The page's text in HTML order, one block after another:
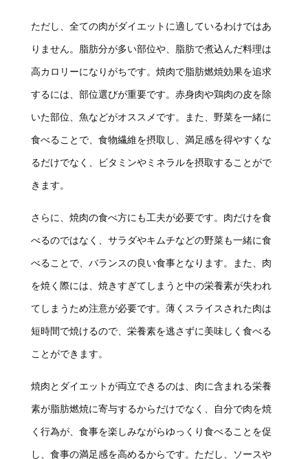
ただし、全ての肉がダイエットに適しているわけではあ
りません。脂肪分が多い部位や、脂肪で煮込んだ料理は
高カロリーになりがちです。焼肉で脂肪燃焼効果を追求
するには、部位選びが重要です。赤身肉や鶏肉の皮を除
いた部位、魚などがオススメです。また、野菜を一緒に
食べることで、食物繊維を摂取し、満足感を得やすくな
るだけでなく、ビタミンやミネラルを摂取することがで
きます。
さらに、焼肉の食べ方にも工夫が必要です。肉だけを食
べるのではなく、サラダやキムチなどの野菜も一緒に食
べることで、バランスの良い食事となります。また、肉
を焼く際には、焼きすぎてしまうと中の栄養素が失われ
てしまうため注意が必要です。薄くスライスされた肉は
短時間で焼けるので、栄養素を逃さずに美味しく食べる
ことができます。
焼肉とダイエットが両立できるのは、肉に含まれる栄養
素が脂肪燃焼に寄与するからだけでなく、自分で肉を焼
く行為が、食事を楽しみながらゆっくり食べることを促
し、食事の満足感を高めるからです。ただし、ソースや